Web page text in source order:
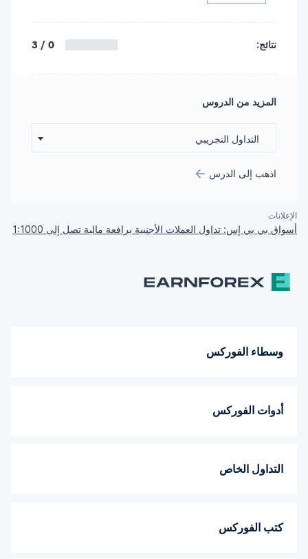
نتائج: 0 / 3
المزيد من الدروس
التداول التجريبي
اذهب إلى الدرس
الإعلانات
أسواق بي بي إس: تداول العملات الأجنبية برافعة مالية تصل إلى 1:1000
وسطاء الفوركس
أدوات الفوركس
التداول الخاص
كتب الفوركس